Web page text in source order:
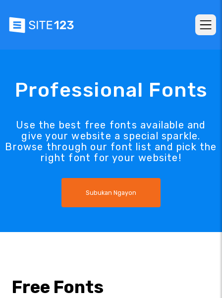
Professional Fonts
Use the best free fonts available and
give your website a special sparkle.
Browse through our font list and pick the
right font for your website!
Subukan Ngayon
Free Fonts